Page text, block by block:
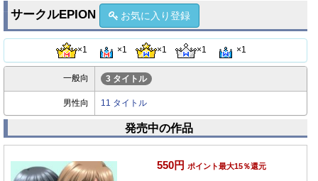
サークルEPION お気に入り登録
×1 ×1 ×1 ×1 ×1
一般向 3 タイトル
男性向 11 タイトル
発売中の作品
550円 ポイント最大15％還元